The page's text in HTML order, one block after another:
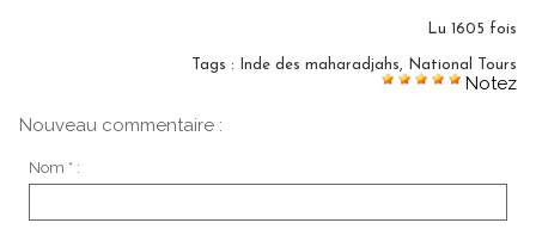
Lu 1605 fois
Tags : Inde des maharadjahs, National Tours
Notez
Nouveau commentaire :
Nom * :